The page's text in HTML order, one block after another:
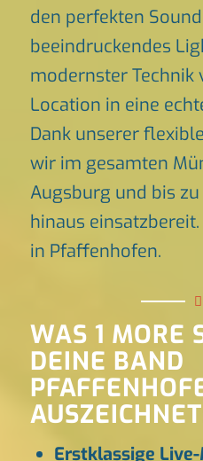
den perfekten
beeindruckendes
modernster
Location in eine
Dank unserer
wir im gesamten
Augsburg und bis
hinaus
in Pfaffenhofen.
WAS 1 MORE
DEINE BAND
Erstklassige